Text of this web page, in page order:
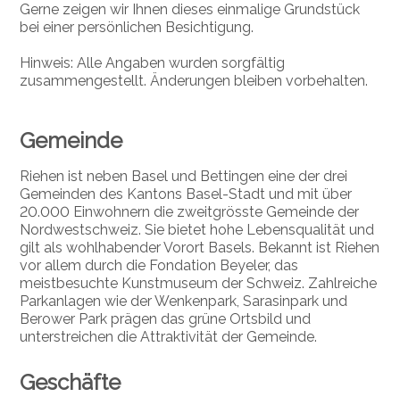
Gerne zeigen wir Ihnen dieses einmalige Grundstück
bei einer persönlichen Besichtigung.
Hinweis: Alle Angaben wurden sorgfältig
zusammengestellt. Änderungen bleiben vorbehalten.
Gemeinde
Riehen ist neben Basel und Bettingen eine der drei
Gemeinden des Kantons Basel-Stadt und mit über
20.000 Einwohnern die zweitgrösste Gemeinde der
Nordwestschweiz. Sie bietet hohe Lebensqualität und
gilt als wohlhabender Vorort Basels. Bekannt ist Riehen
vor allem durch die Fondation Beyeler, das
meistbesuchte Kunstmuseum der Schweiz. Zahlreiche
Parkanlagen wie der Wenkenpark, Sarasinpark und
Berower Park prägen das grüne Ortsbild und
unterstreichen die Attraktivität der Gemeinde.
Geschäfte